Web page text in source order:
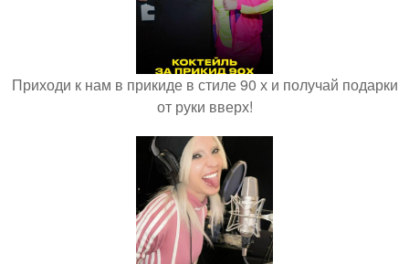
Приходи к нам в прикиде в стиле 90 х и получай подарки
от руки вверх!